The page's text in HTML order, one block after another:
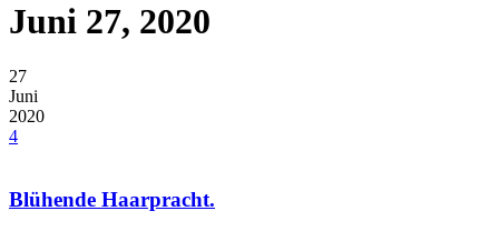
Juni 27, 2020
27
Juni
2020
4
Blühende Haarpracht.